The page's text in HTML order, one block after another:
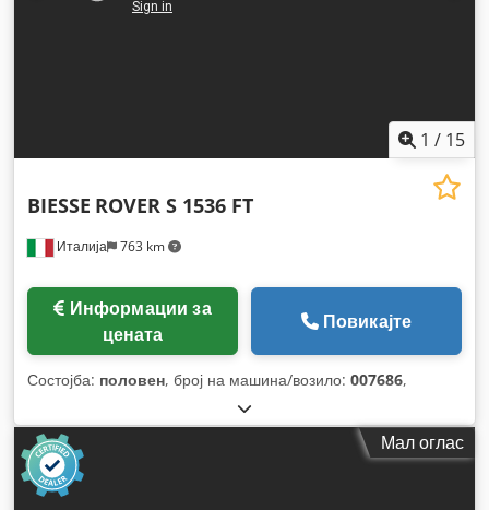
1 / 15
Италија 763 km
BIESSE ROVER S 1536 FT
цената
Повикајте
Состојба: половен, број на машина/возило: 007686,
Мал оглас